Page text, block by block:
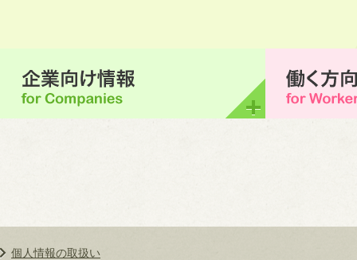
個人情報の取扱い